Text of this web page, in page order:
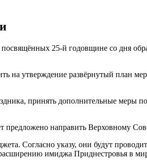
25-й годовщине со дня
на утверждение развёрнутый план
принять дополнительные меры по
предложено направить Верховному
Согласно указу, они будут
имиджа Приднестровья в